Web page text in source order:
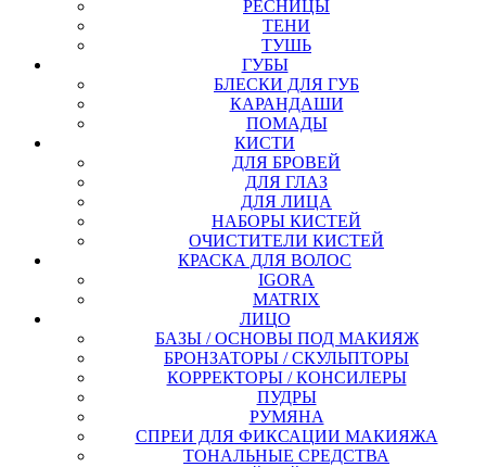
РЕСНИЦЫ
ТЕНИ
ТУШЬ
ГУБЫ
БЛЕСКИ ДЛЯ ГУБ
КАРАНДАШИ
ПОМАДЫ
КИСТИ
ДЛЯ БРОВЕЙ
ДЛЯ ГЛАЗ
ДЛЯ ЛИЦА
НАБОРЫ КИСТЕЙ
ОЧИСТИТЕЛИ КИСТЕЙ
КРАСКА ДЛЯ ВОЛОС
IGORA
MATRIX
ЛИЦО
БАЗЫ / ОСНОВЫ ПОД МАКИЯЖ
БРОНЗАТОРЫ / СКУЛЬПТОРЫ
КОРРЕКТОРЫ / КОНСИЛЕРЫ
ПУДРЫ
РУМЯНА
СПРЕИ ДЛЯ ФИКСАЦИИ МАКИЯЖА
ТОНАЛЬНЫЕ СРЕДСТВА